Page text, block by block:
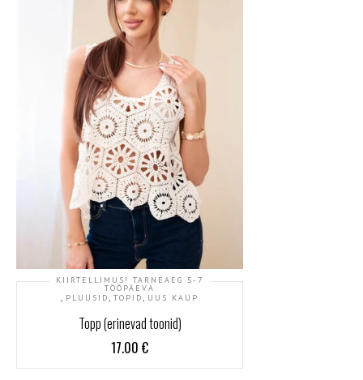
KIIRTELLIMUS! TARNEAEG 5-7
TÖÖPÄEVA
, PLUUSID, TOPID, UUS KAUP
Topp (erinevad toonid)
17.00 €